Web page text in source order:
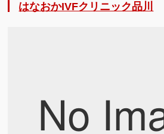
はなおかIVFクリニック品川